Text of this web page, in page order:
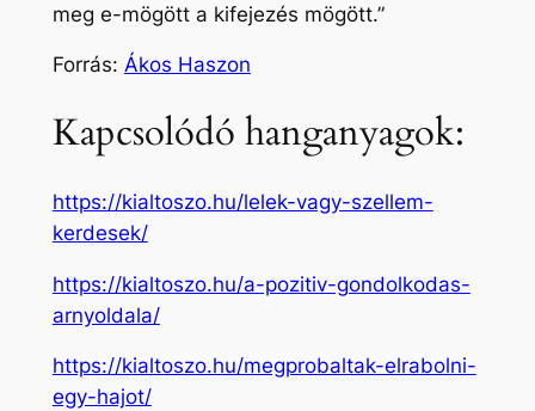
meg e-mögött a kifejezés mögött.”
Forrás: Ákos Haszon
Kapcsolódó hanganyagok:
https://kialtoszo.hu/lelek-vagy-szellem-
kerdesek/
https://kialtoszo.hu/a-pozitiv-gondolkodas-
arnyoldala/
https://kialtoszo.hu/megprobaltak-elrabolni-
egy-hajot/